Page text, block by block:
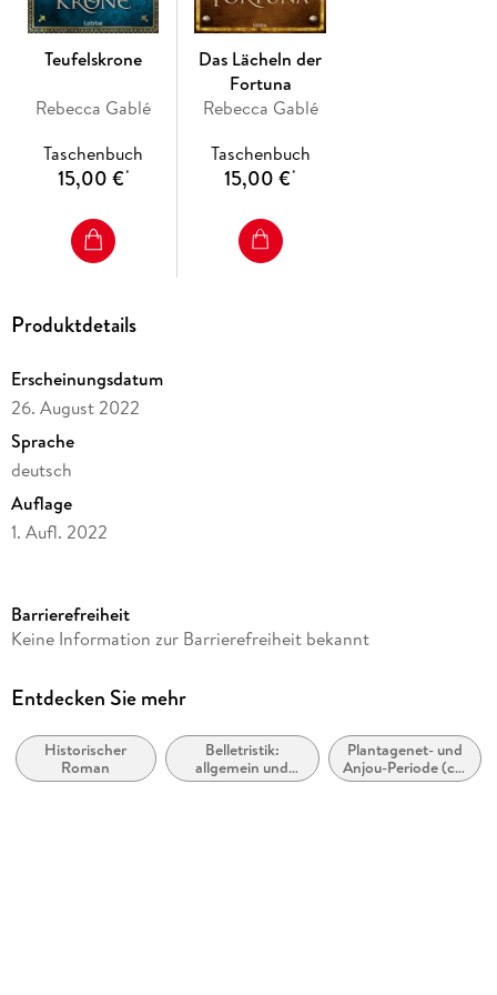
Teufelskrone
Rebecca Gablé
Taschenbuch
15,00 €*
Das Lächeln der
Fortuna
Rebecca Gablé
Taschenbuch
15,00 €*
Produktdetails
Erscheinungsdatum
26. August 2022
Sprache
deutsch
Auflage
1. Aufl. 2022
Reihe
Autor/Autorin
Verlag/Hersteller
Lübbe
Barrierefreiheit
Keine Information zur Barrierefreiheit bekannt
Entdecken Sie mehr
Historischer
Roman
Belletristik:
allgemein und
literarisch, nicht
Plantagenet- und
Anjou-Periode (ca.
1154 bis ca. 1485)